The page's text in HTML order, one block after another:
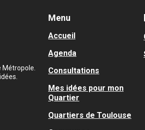
Menu
Accueil
Agenda
Consultations
Mes idées pour mon
Quartier
Quartiers de Toulouse